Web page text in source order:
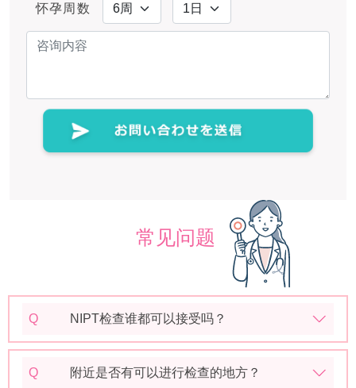
怀孕周数
常见问题
Q NIPT检查谁都可以接受吗？
Q 附近是否有可以进行检查的地方？